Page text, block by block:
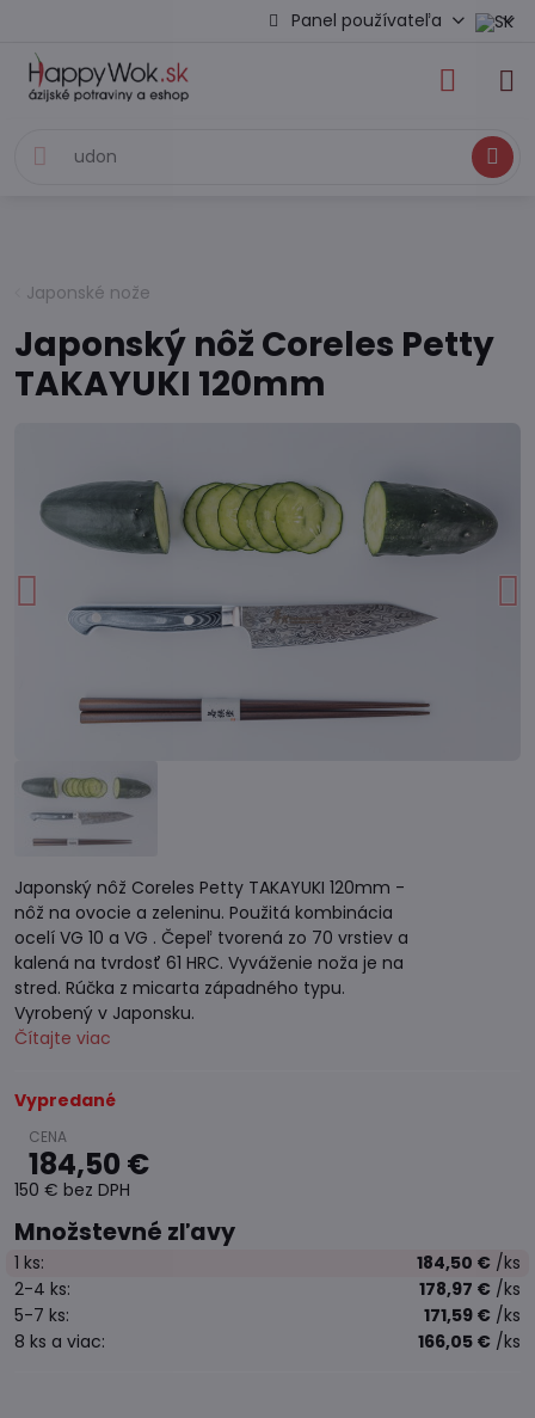
Panel používateľa
Hľadať
Japonské nože
Japonský nôž Coreles Petty
TAKAYUKI 120mm
Japonský nôž Coreles Petty TAKAYUKI 120mm -
nôž na ovocie a zeleninu. Použitá kombinácia
ocelí VG 10 a VG . Čepeľ tvorená zo 70 vrstiev a
kalená na tvrdosť 61 HRC. Vyváženie noža je na
stred. Rúčka z micarta západného typu.
Vyrobený v Japonsku.
Čítajte viac
Vypredané
184,50 €
150 € bez DPH
Množstevné zľavy
1 ks: 184,50 € /ks
2-4 ks: 178,97 € /ks
5-7 ks: 171,59 € /ks
8 ks a viac: 166,05 € /ks